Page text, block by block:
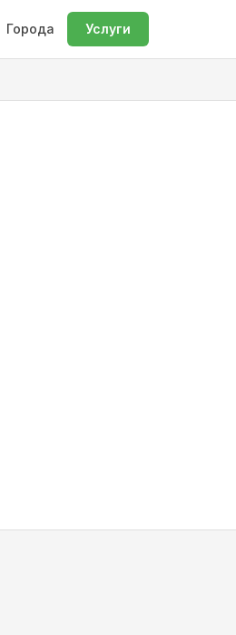
Города Услуги